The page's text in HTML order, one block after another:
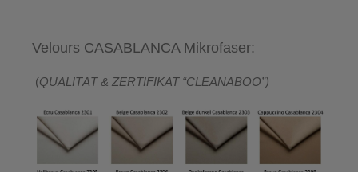
Velours CASABLANCA Mikrofaser:
(QUALITÄT & ZERTIFIKAT “CLEANABOO”)